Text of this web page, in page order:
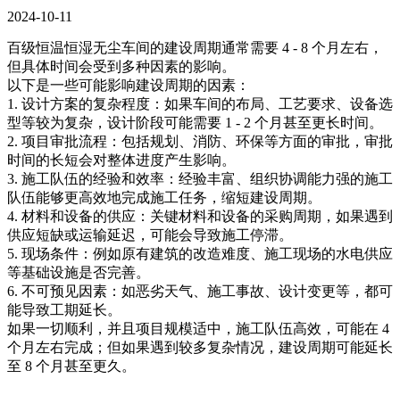
2024-10-11
百级恒温恒湿无尘车间的建设周期通常需要 4 - 8 个月左右，
但具体时间会受到多种因素的影响。
以下是一些可能影响建设周期的因素：
1. 设计方案的复杂程度：如果车间的布局、工艺要求、设备选
型等较为复杂，设计阶段可能需要 1 - 2 个月甚至更长时间。
2. 项目审批流程：包括规划、消防、环保等方面的审批，审批
时间的长短会对整体进度产生影响。
3. 施工队伍的经验和效率：经验丰富、组织协调能力强的施工
队伍能够更高效地完成施工任务，缩短建设周期。
4. 材料和设备的供应：关键材料和设备的采购周期，如果遇到
供应短缺或运输延迟，可能会导致施工停滞。
5. 现场条件：例如原有建筑的改造难度、施工现场的水电供应
等基础设施是否完善。
6. 不可预见因素：如恶劣天气、施工事故、设计变更等，都可
能导致工期延长。
如果一切顺利，并且项目规模适中，施工队伍高效，可能在 4
个月左右完成；但如果遇到较多复杂情况，建设周期可能延长
至 8 个月甚至更久。